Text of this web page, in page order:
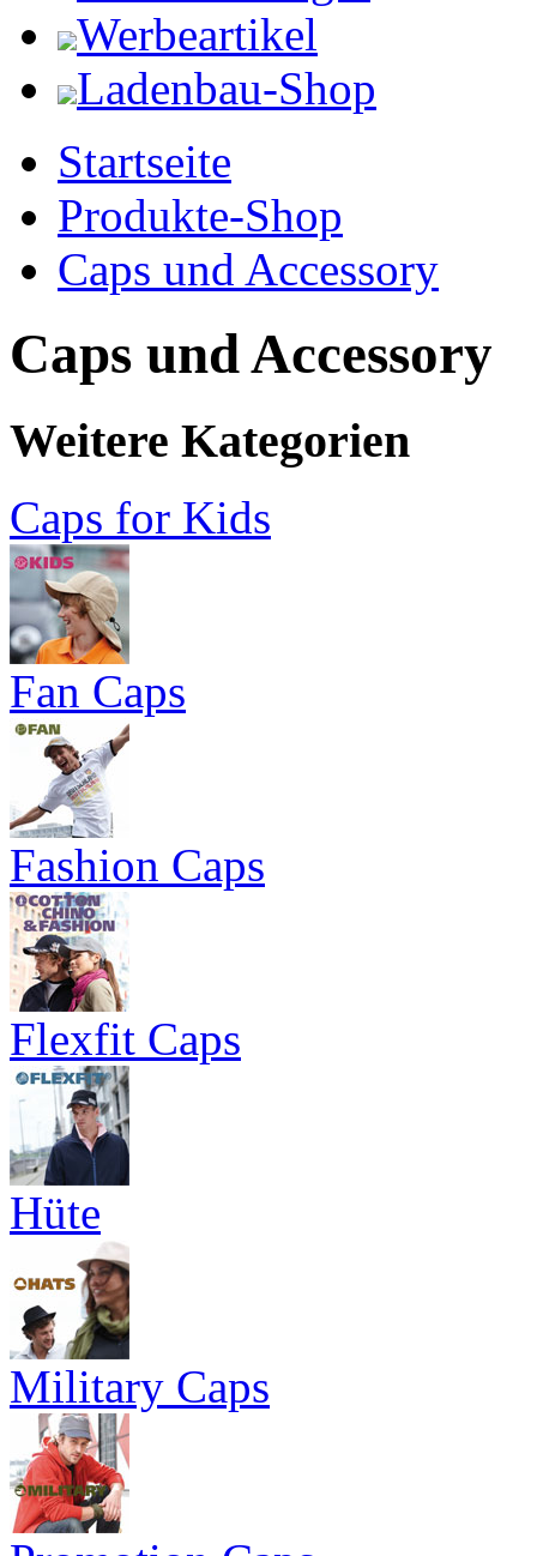
Werbeartikel
Ladenbau-Shop
Startseite
Produkte-Shop
Caps und Accessory
Caps und Accessory
Weitere Kategorien
Caps for Kids
Fan Caps
Fashion Caps
Flexfit Caps
Hüte
Military Caps